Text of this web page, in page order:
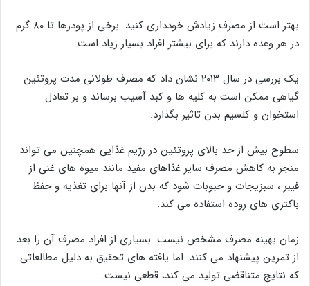
بهتر است از مصرف زیادش خودداری کنید. برخی از پودرها تا ۸۰ گرم
در هر وعده دارند که برای بیشتر افراد بسیار زیاد است.
یک بررسی در سال ۲۰۱۳ نشان داد که مصرف طولانی مدت پروتئین
گیاهی ممکن است به کلیه ها و کبد آسیب برساند و بر تعادل
استخوان و کلسیم بدن تاثیر بگذارد.
سطوح بیش از حد بالای پروتئین در رژیم غذایی همچنین می تواند
منجر به کاهش مصرف سایر غذاهای مفید مانند میوه های غنی از
فیبر ، سبزیجات و حبوبات شود که بدن از آنها برای تغذیه و حفظ
باکتری های روده استفاده می کند.
زمان بهینه مصرف مشخص نیست. بسیاری از افراد مصرف آن را بعد
از تمرین پیشنهاد می کنند. اما یافته های تحقیق به دلیل مطالعاتی
که نتایج متناقضی تولید می کند، قطعی نیست.